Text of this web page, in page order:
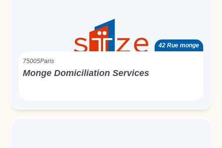
42 Rue monge
75005Paris
Monge Domiciliation Services